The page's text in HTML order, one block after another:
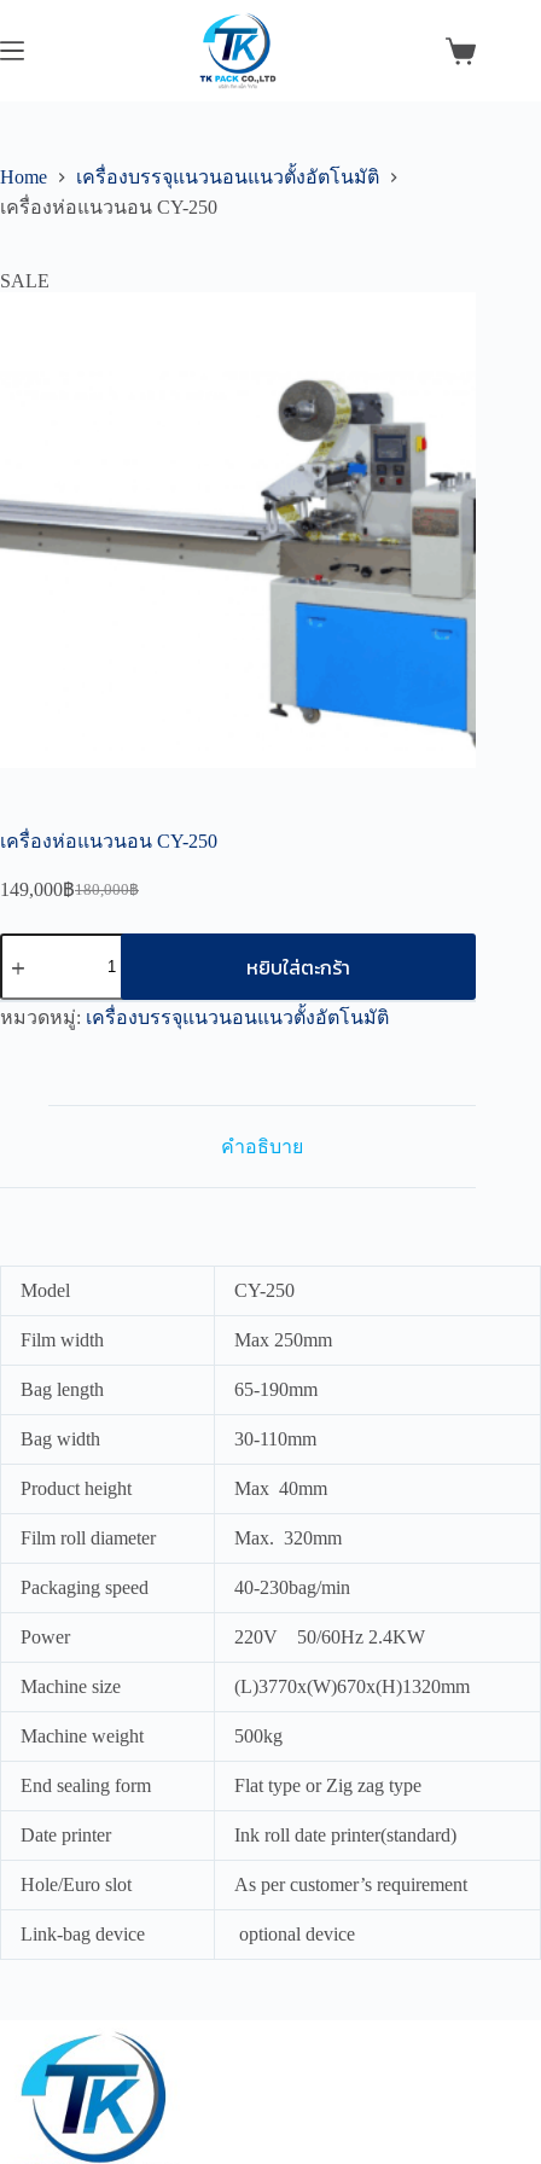
content
Shopping
Home
เครื่องบรรจุแนวนอนแนวตั้งอัตโนมัติ
เครื่องห่อแนวนอน CY-250
SALE
เครื่องห่อแนวนอน CY-250
180,000฿
Original
was:
180,000฿.
149,000฿Current
is:
149,000฿.
เครื่อง
ห่อ
หยิบใส่ตะกร้า
หมวดหมู่: เครื่องบรรจุแนวนอนแนวตั้งอัตโนมัติ
คำอธิบาย
Model CY-250
Film width Max 250mm
Bag length 65-190mm
Bag width 30-110mm
Product height Max 40mm
Film roll diameter Max. 320mm
Packaging speed 40-230bag/min
Power 220V 50/60Hz 2.4KW
Machine size (L)3770x(W)670x(H)1320mm
Machine weight 500kg
End sealing form Flat type or Zig zag type
Date printer Ink roll date printer(standard)
Hole/Euro slot As per customer’s requirement
Link-bag device optional device